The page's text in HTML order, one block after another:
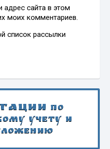
адрес сайта в этом
моих комментариев.
список рассылки
по
учету и